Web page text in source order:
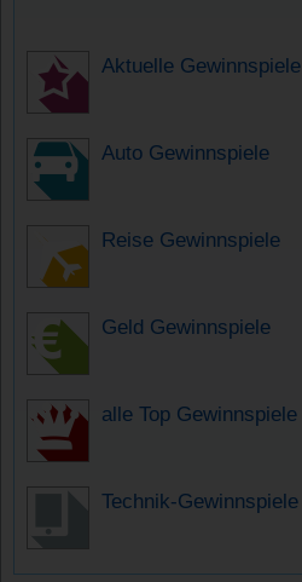
Aktuelle Gewinnspiele
Auto Gewinnspiele
Reise Gewinnspiele
Geld Gewinnspiele
alle Top Gewinnspiele
Technik-Gewinnspiele